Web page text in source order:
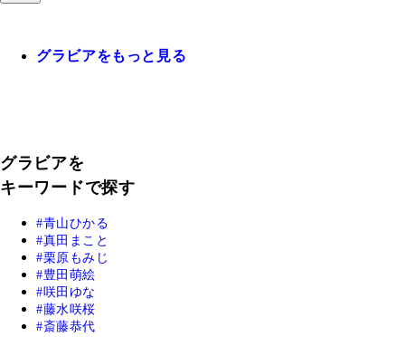
グラビアをもっと見る
グラビアを
キーワードで探す
青山ひかる
真田まこと
栗原もみじ
豊田萌絵
咲田ゆな
藤水咲桜
斎藤恭代